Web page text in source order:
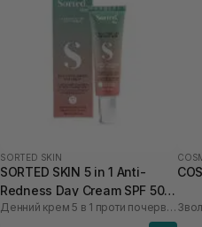
SORTED SKIN
SORTED SKIN 5 in 1 Anti-
Redness Day Cream SPF 50
30 мл
Денний крем 5 в 1 проти почервоніння